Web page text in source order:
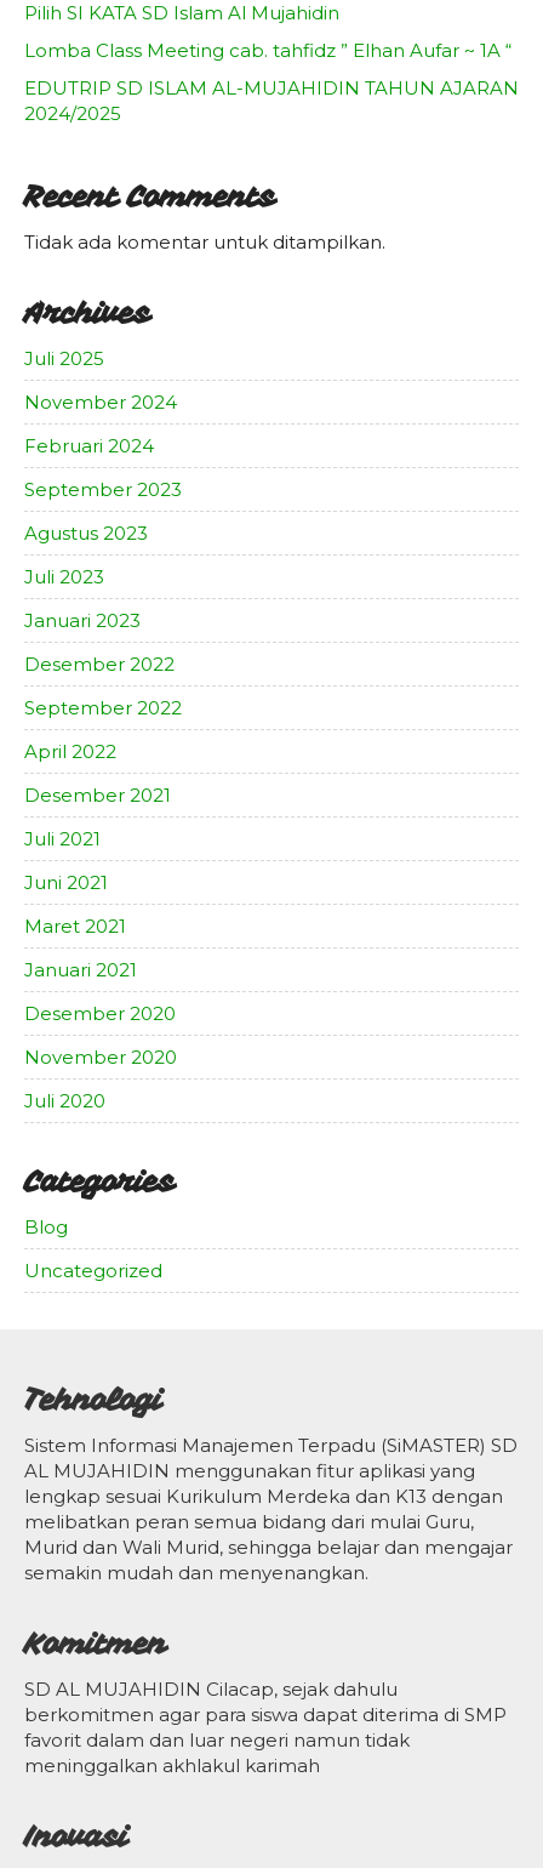
Pilih SI KATA SD Islam Al Mujahidin
Lomba Class Meeting cab. tahfidz ” Elhan Aufar ~ 1A “
EDUTRIP SD ISLAM AL-MUJAHIDIN TAHUN AJARAN
2024/2025
Recent Comments
Tidak ada komentar untuk ditampilkan.
Archives
Juli 2025
November 2024
Februari 2024
September 2023
Agustus 2023
Juli 2023
Januari 2023
Desember 2022
September 2022
April 2022
Desember 2021
Juli 2021
Juni 2021
Maret 2021
Januari 2021
Desember 2020
November 2020
Juli 2020
Categories
Blog
Uncategorized
Tehnologi
Sistem Informasi Manajemen Terpadu (SiMASTER) SD
AL MUJAHIDIN menggunakan fitur aplikasi yang
lengkap sesuai Kurikulum Merdeka dan K13 dengan
melibatkan peran semua bidang dari mulai Guru,
Murid dan Wali Murid, sehingga belajar dan mengajar
semakin mudah dan menyenangkan.
Komitmen
SD AL MUJAHIDIN Cilacap, sejak dahulu
berkomitmen agar para siswa dapat diterima di SMP
favorit dalam dan luar negeri namun tidak
meninggalkan akhlakul karimah
Inovasi